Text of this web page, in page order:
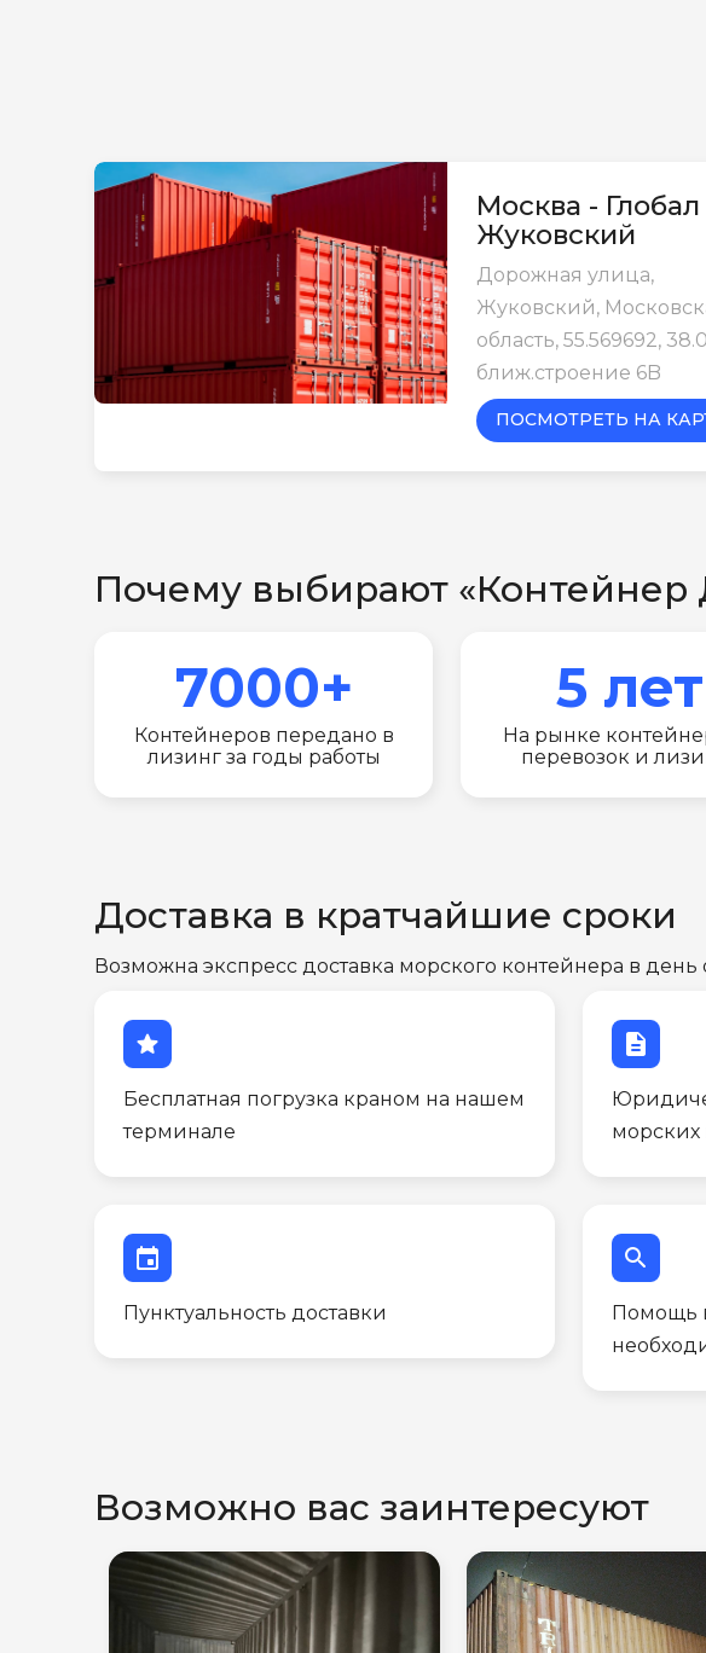
Москва - Глобал
Жуковский
Дорожная улица,
Жуковский,
область, 55.569692,
ближ.строение 6B
ПОСМОТРЕТЬ НА
Почему выбирают «Контейнер
7000+
Контейнеров передано в
лизинг за годы работы
5 лет
На рынке
перевозок и
Доставка в кратчайшие сроки
Возможна экспресс доставка морского контейнера в
star
Бесплатная погрузка краном на нашем
терминале
description
морских
event
Пунктуальность доставки
search
Помощь
Возможно вас заинтересуют